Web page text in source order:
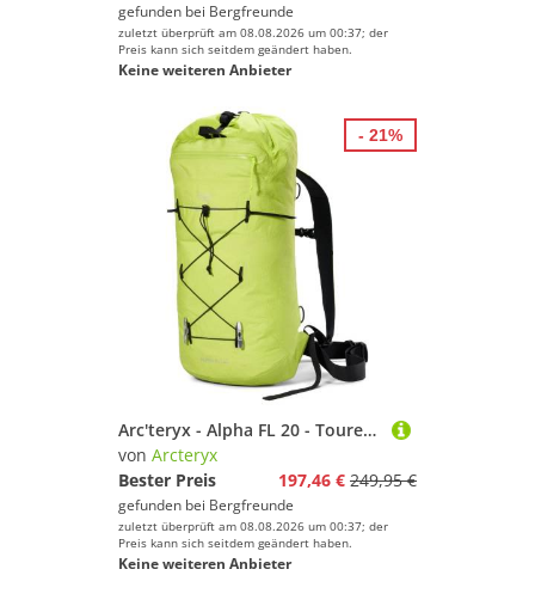
gefunden bei Bergfreunde
zuletzt überprüft am 08.08.2026 um 00:37; der
Preis kann sich seitdem geändert haben.
Keine weiteren Anbieter
Arc'teryx - Alpha FL 20 - Tourenrucksack grün
von Arcteryx
Bester Preis
197,46 € 249,95 €
gefunden bei Bergfreunde
zuletzt überprüft am 08.08.2026 um 00:37; der
Preis kann sich seitdem geändert haben.
Keine weiteren Anbieter
- 21%